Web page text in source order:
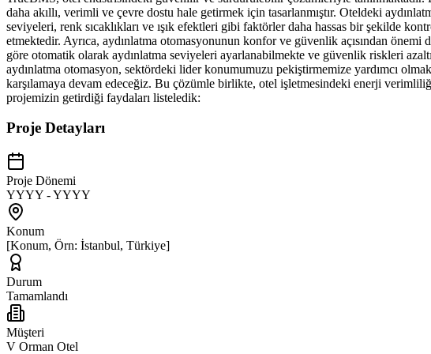
daha akıllı, verimli ve çevre dostu hale getirmek için tasarlanmıştır. Oteldeki
seviyeleri, renk sıcaklıkları ve ışık efektleri gibi faktörler daha hassas bir şekilde
etmektedir. Ayrıca, aydınlatma otomasyonunun konfor ve güvenlik açısından
göre otomatik olarak aydınlatma seviyeleri ayarlanabilmekte ve güvenlik riskleri
aydınlatma otomasyon, sektördeki lider konumumuzu pekiştirmemize yardımcı
karşılamaya devam edeceğiz. Bu çözümle birlikte, otel işletmesindeki enerji
projemizin getirdiği faydaları listeledik:
Proje Detayları
Proje Dönemi
YYYY - YYYY
Konum
[Konum, Örn: İstanbul, Türkiye]
Durum
Tamamlandı
Müşteri
V Orman Otel